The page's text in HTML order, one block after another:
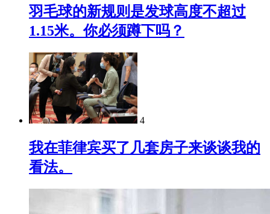
羽毛球的新规则是发球高度不超过
1.15米。你必须蹲下吗？
4
我在菲律宾买了几套房子来谈谈我的
看法。